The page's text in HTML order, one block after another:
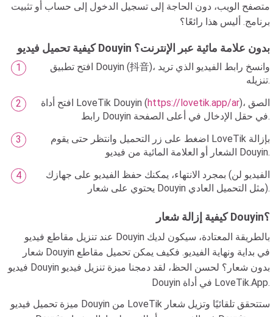
متصفح الويب، دون الحاجة إلى تسجيل الدخول إلى حساب أو تثبيت
برنامج. أليس هذا رائعًا؟
كيفية تحميل فيديو Douyin بدون علامة مائية عبر الإنترنت؟
افتح تطبيق Douyin (抖音)، وانسخ رابط الفيديو الذي تريد
تنزيله.
افتح أداة LoveTik Douyin (https://lovetik.app/ar)، الصق
رابط Douyin في حقل الإدخال في أعلى الصفحة.
اضغط على زر التحميل وانتظر حتى يقوم LoveTik بإزالة
الشعار أو العلامة المائية من فيديو Douyin.
بمجرد الانتهاء، يمكنك حفظ الفيديو على جهازك (الفيديو لن
يحتوي على شعار Douyin مثل التحميل العادي).
كيفية إزالة شعار Douyin؟
عند تنزيل مقاطع فيديو Douyin بالطريقة المعتادة، سيكون لديك
شعار Douyin في بداية ونهاية الفيديو. فكيف يمكن تحميل مقاطع
فيديو Douyin بدون شعار؟ لحسن الحظ، لقد دمجنا ميزة تنزيل فيديو
Douyin في أداة LoveTik.App.
ميزة تحميل فيديو Douyin من LoveTik ستتحقق تلقائيًا وتزيل شعار